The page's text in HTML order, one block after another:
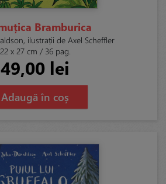
Bramburica
ilustrații de Axel Scheffler
22 x 27 cm / 36 pag.
49,00 lei
Adaugă în coș